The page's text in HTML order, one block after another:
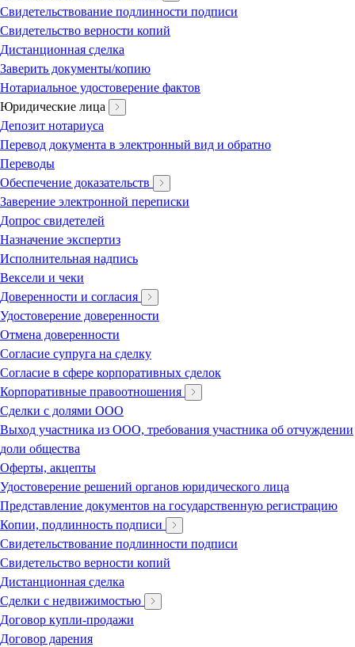
Свидетельствование подлинности подписи
Свидетельство верности копий
Дистанционная сделка
Заверить документы/копию
Нотариальное удостоверение фактов
Юридические лица
Депозит нотариуса
Перевод документа в электронный вид и обратно
Переводы
Обеспечение доказательств
Заверение электронной переписки
Допрос свидетелей
Назначение экспертиз
Исполнительная надпись
Вексели и чеки
Доверенности и согласия
Удостоверение доверенности
Отмена доверенности
Согласие супруга на сделку
Согласие в сфере корпоративных сделок
Корпоративные правоотношения
Сделки с долями ООО
Выход участника из ООО, требования участника об отчуждении
доли общества
Оферты, акцепты
Удостоверение решений органов юридического лица
Представление документов на государственную регистрацию
Копии, подлинность подписи
Свидетельствование подлинности подписи
Свидетельство верности копий
Дистанционная сделка
Сделки с недвижимостью
Договор купли-продажи
Договор дарения